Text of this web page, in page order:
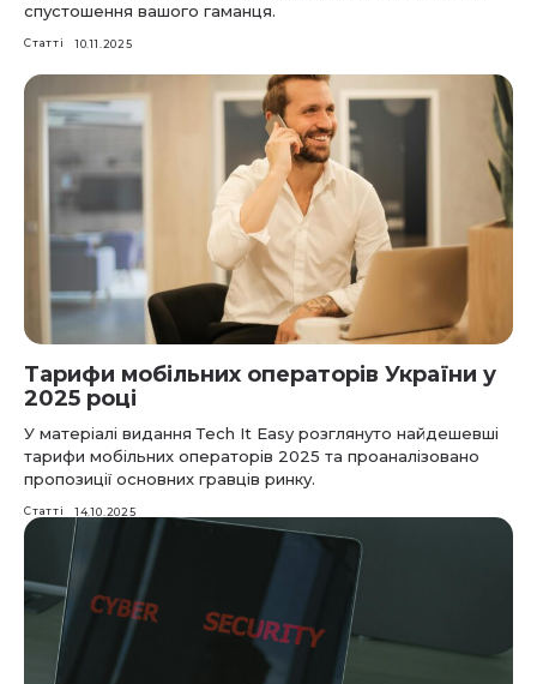
спустошення вашого гаманця.
Статті 10.11.2025
Тарифи мобільних операторів України у
2025 році
У матеріалі видання Тech Іt Еasy розглянуто найдешевші
тарифи мобільних операторів 2025 та проаналізовано
пропозиції основних гравців ринку.
Статті 14.10.2025